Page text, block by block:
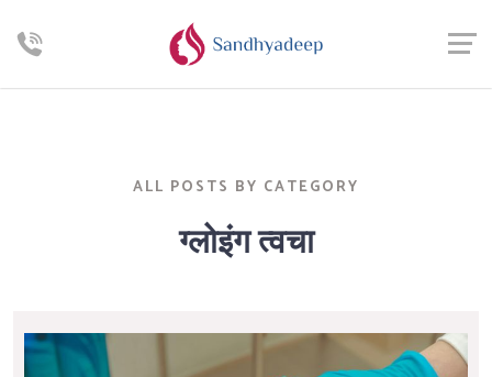
ALL POSTS BY CATEGORY
ग्लोइंग त्वचा